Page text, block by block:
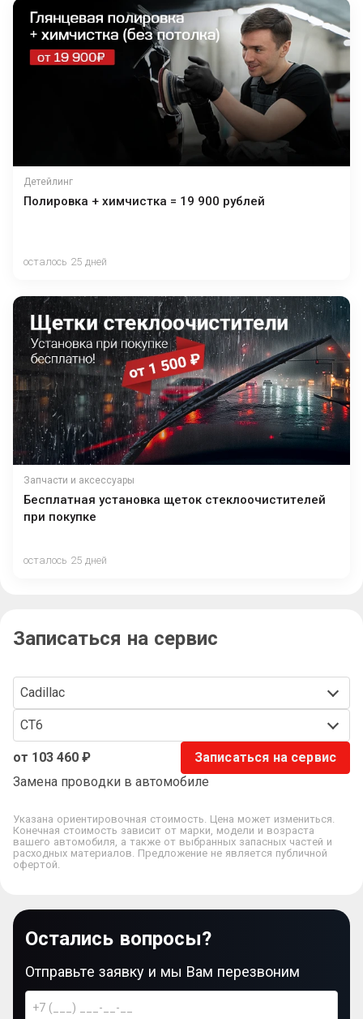
Детейлинг
Полировка + химчистка = 19 900 рублей
осталось 25 дней
Запчасти и аксессуары
Бесплатная установка щеток стеклоочистителей
при покупке
осталось 25 дней
Записаться на сервис
Cadillac
CT6
Замена проводки в автомобиле
от 103 460 ₽ Записаться на сервис
Указана ориентировочная стоимость. Цена может измениться.
Конечная стоимость зависит от марки, модели и возраста
вашего автомобиля, а также от выбранных запасных частей и
расходных материалов. Предложение не является публичной
офертой.
Остались вопросы?
Отправьте заявку и мы Вам перезвоним